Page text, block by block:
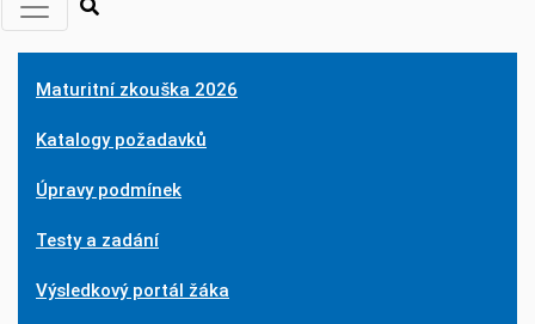
Maturitní zkouška 2026
Katalogy požadavků
Úpravy podmínek
Testy a zadání
Výsledkový portál žáka